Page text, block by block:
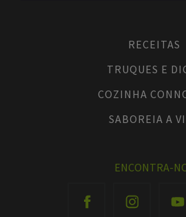
RECEITAS
TRUQUES E
COZINHA
SABOREIA A
ENCONTRA-